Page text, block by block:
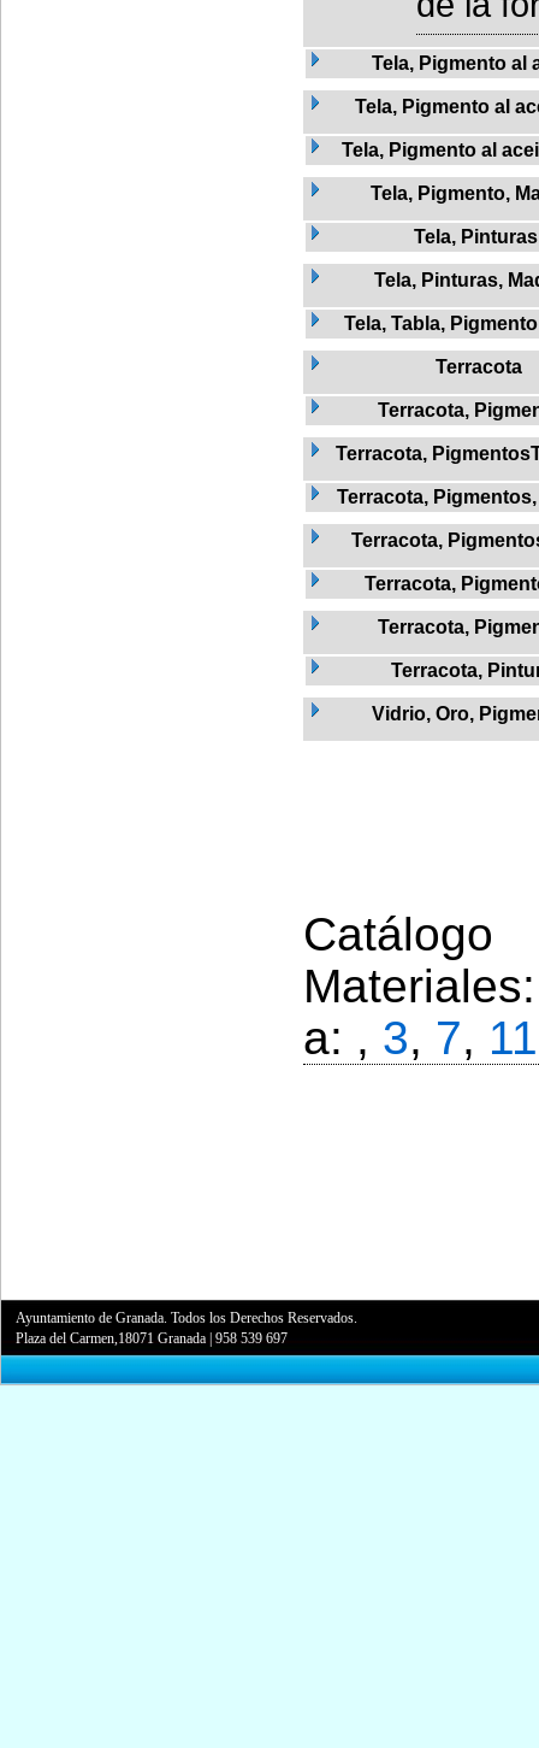
Tela, Pigmento al
Tela, Pigmento al
Tela, Pigmento al
Tela, Pigmento,
Tela, Pinturas
Tela, Pinturas,
Tela, Tabla,
Terracota
Terracota,
Terracota,
Terracota,
Terracota,
Terracota,
Terracota,
Terracota,
Vidrio, Oro,
a: , 3, 7, 11
Ayuntamiento de Granada. Todos los Derechos Reservados.
Plaza del Carmen,18071 Granada |958 539 697